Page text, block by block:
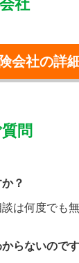
社
会社の詳
問
？
は何度でも
らないので